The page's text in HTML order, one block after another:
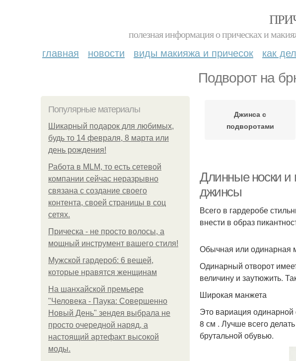
полезная информация о прическах и
главная новости виды макияжа и причесок как
Подворот на
Популярные материалы
Шикарный подарок для любимых,
будь то 14 февраля, 8 марта или
день рождения!
Работа в MLM, то есть сетевой
компании сейчас неразрывно
связана с создание своего
контента, своей страницы в соц
сетях.
Прическа - не просто волосы, а
мощный инструмент вашего стиля!
Мужской гардероб: 6 вещей,
которые нравятся женщинам
На шанхайской премьере
"Человека - Паука: Совершенно
Новый День" зендея выбрала не
просто очередной наряд, а
настоящий артефакт высокой
моды.
Джинса с
подворотами
Длинные носки и
джинсы
Всего в гардеробе
внести в образ
Обычная или одинарная
Одинарный отворот
величину и заутюжить.
Широкая манжета
Это вариация
8 см . Лучше всего
брутальной обувью.